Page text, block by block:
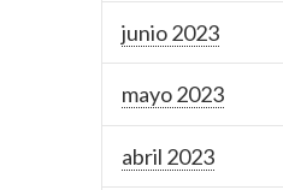
junio 2023
mayo 2023
abril 2023